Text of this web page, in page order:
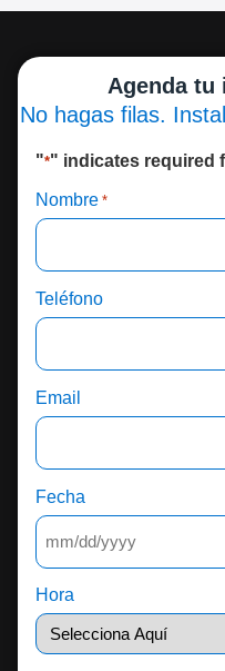
Agenda tu
No hagas filas.
"*" indicates required
Nombre *
Teléfono
Email
Fecha
Hora